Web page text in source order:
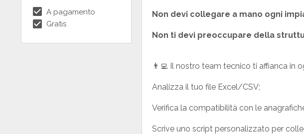
check_box A pagamento
check_box Gratis
Non devi collegare a mano ogni
Non ti devi preoccupare della
👨‍💻 Il nostro team tecnico ti affianca in
Analizza il tuo file Excel/CSV;
Verifica la compatibilità con le
Scrive uno script personalizzato per